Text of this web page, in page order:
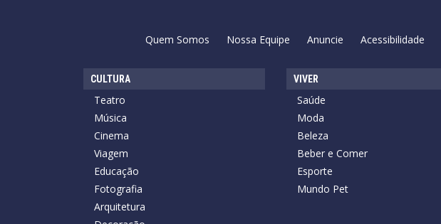
Quem Somos Nossa Equipe Anuncie Acessibilidade
CULTURA
Teatro
Música
Cinema
Viagem
Educação
Fotografia
Arquitetura
VIVER
Saúde
Moda
Beleza
Beber e Comer
Esporte
Mundo Pet